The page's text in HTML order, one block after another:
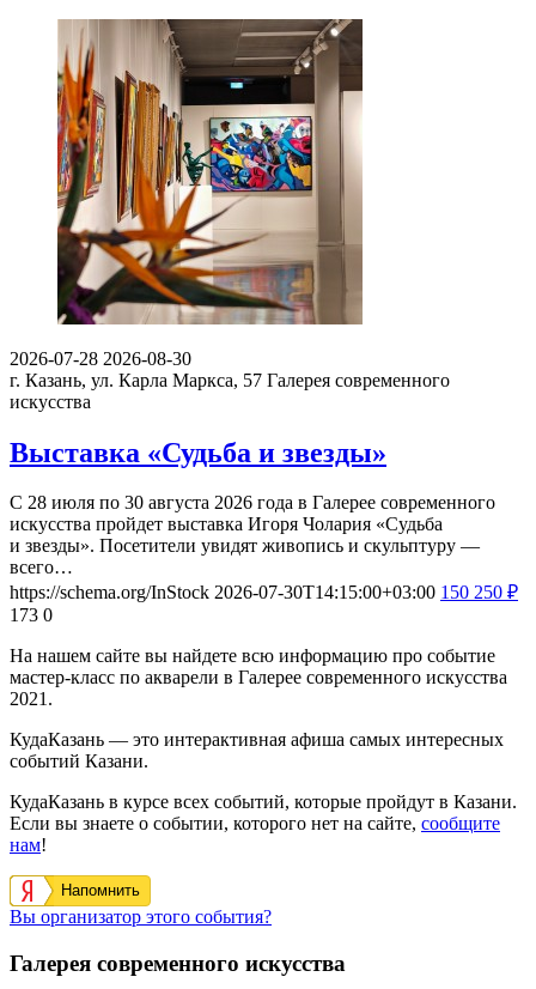
2026-07-28 2026-08-30
г. Казань, ул. Карла Маркса, 57 Галерея современного
искусства
Выставка «Судьба и звезды»
С 28 июля по 30 августа 2026 года в Галерее современного
искусства пройдет выставка Игоря Чолария «Судьба
и звезды». Посетители увидят живопись и скульптуру —
всего…
https://schema.org/InStock 2026-07-30T14:15:00+03:00 150 250 ₽
173 0
На нашем сайте вы найдете всю информацию про событие
мастер-класс по акварели в Галерее современного искусства
2021.
КудаКазань — это интерактивная афиша самых интересных
событий Казани.
КудаКазань в курсе всех событий, которые пройдут в Казани.
Если вы знаете о событии, которого нет на сайте, сообщите
нам!
Напомнить
Вы организатор этого события?
Галерея современного искусства